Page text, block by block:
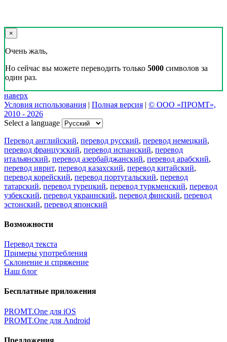
×
Очень жаль,
Но сейчас вы можете переводить только 5000 символов за
один раз.
наверх
Условия использования | Полная версия | © ООО «ПРОМТ»,
2010 - 2026
Select a language
Перевод английский, перевод русский, перевод немецкий,
перевод французский, перевод испанский, перевод
итальянский, перевод азербайджанский, перевод арабский,
перевод иврит, перевод казахский, перевод китайский,
перевод корейский, перевод португальский, перевод
татарский, перевод турецкий, перевод туркменский, перевод
узбекский, перевод украинский, перевод финский, перевод
эстонский, перевод японский
Возможности
Перевод текста
Примеры употребления
Склонение и спряжение
Наш блог
Бесплатные приложения
PROMT.One для iOS
PROMT.One для Android
Предложения